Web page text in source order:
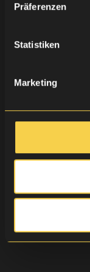
Präferenzen
Statistiken
Marketing